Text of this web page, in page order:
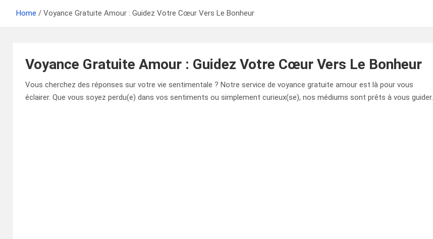
Home Voyance Gratuite Amour : Guidez Votre Cœur Vers Le Bonheur
Voyance Gratuite Amour : Guidez Votre Cœur Vers Le Bonheur
Vous cherchez des réponses sur votre vie sentimentale ? Notre service de voyance gratuite amour est là pour vous
éclairer. Que vous soyez perdu(e) dans vos sentiments ou simplement curieux(se), nos médiums sont prêts à vous guider.